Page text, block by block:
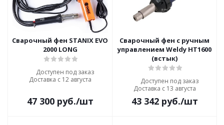
Сварочный фен STANIX EVO
2000 LONG
Доступен под заказ
Доставка с 12 августа
47 300руб./шт
Сварочный фен с ручным
управлением Weldy HT1600
(встык)
Доступен под заказ
Доставка с 13 августа
43 342руб./шт